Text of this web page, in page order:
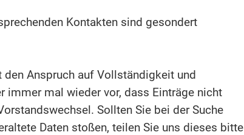
Kontakten sind gesondert
den Anspruch auf Vollständigkeit und
immer mal wieder vor, dass Einträge nicht
Sollten Sie bei der Suche
Daten stoßen, teilen Sie uns dieses bitte